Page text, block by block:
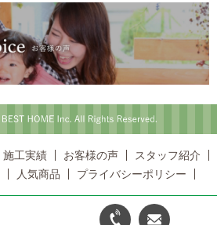
施工実績 お客様の声
スタッフ紹介
人気商品 プライバシーポリシー